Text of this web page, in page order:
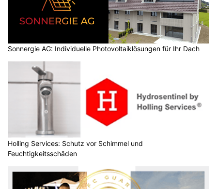
Sonnergie AG: Individuelle Photovoltaiklösungen für Ihr Dach
Holling Services: Schutz vor Schimmel und
Feuchtigkeitsschäden